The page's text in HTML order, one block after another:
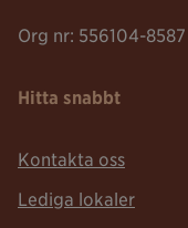
Org nr: 556104-8587
Hitta snabbt
Kontakta oss
Lediga lokaler